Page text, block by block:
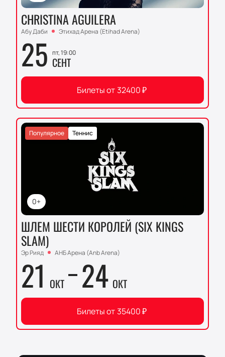
CHRISTINA AGUILERA
Абу Даби Этихад Арена (Etihad Arena)
25 пт, 19:00
СЕНТ
Билеты от 32400₽
0+
Теннис
Популярное
ШЛЕМ ШЕСТИ КОРОЛЕЙ (SIX KINGS
SLAM)
Эр Рияд АНБ Арена (Anb Arena)
21 ОКТ 24 ОКТ
Билеты от 35400₽